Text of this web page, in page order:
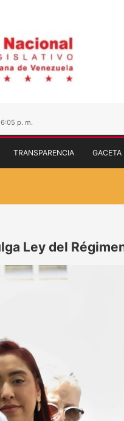
p. m.
TRANSPARENCIA GACETA
Ley del